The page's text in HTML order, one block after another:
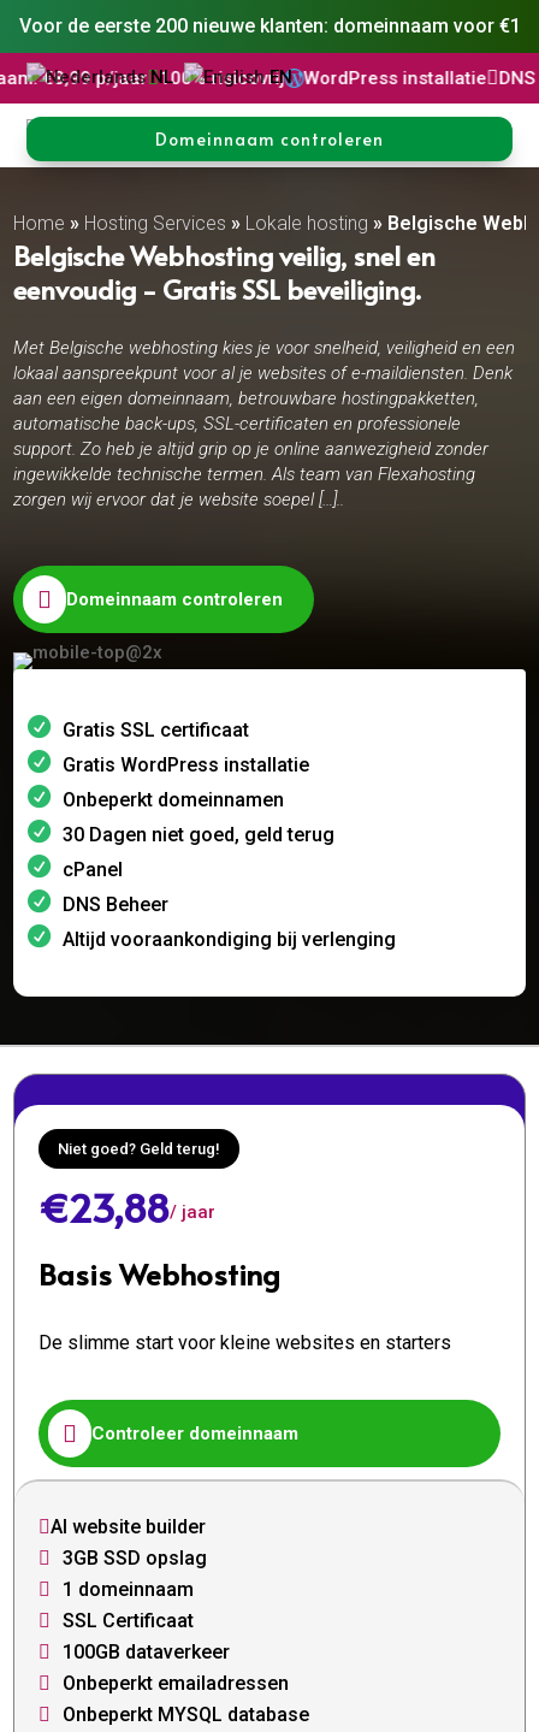
Voor de eerste 200 nieuwe klanten: domeinnaam voor €1
jaar100% risicovrijWordPress installatieDNS Beheer30
NL EN
Domeinnaam controleren
Home » Hosting Services » Lokale hosting » Belgische
Belgische Webhosting veilig, snel en
eenvoudig - Gratis SSL beveiliging.
Met Belgische webhosting kies je voor snelheid, veiligheid en een
lokaal aanspreekpunt voor al je websites of e-maildiensten. Denk
aan een eigen domeinnaam, betrouwbare hostingpakketten,
automatische back-ups, SSL-certificaten en professionele
support. Zo heb je altijd grip op je online aanwezigheid zonder
ingewikkelde technische termen. Als team van Flexahosting
zorgen wij ervoor dat je website soepel […]..
 Domeinnaam controleren
Gratis SSL certificaat
Gratis WordPress installatie
Onbeperkt domeinnamen
30 Dagen niet goed, geld terug
cPanel
DNS Beheer
Altijd vooraankondiging bij verlenging
Niet goed? Geld terug!
€23,88/ jaar
Basis Webhosting
De slimme start voor kleine websites en starters
 Controleer domeinnaam
AI website builder
 3GB SSD opslag
 1 domeinnaam
 SSL Certificaat
 100GB dataverkeer
 Onbeperkt emailadressen
 Onbeperkt MYSQL database